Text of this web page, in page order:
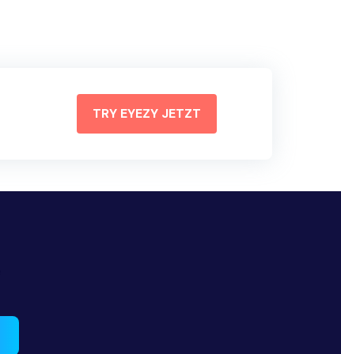
TRY EYEZY JETZT